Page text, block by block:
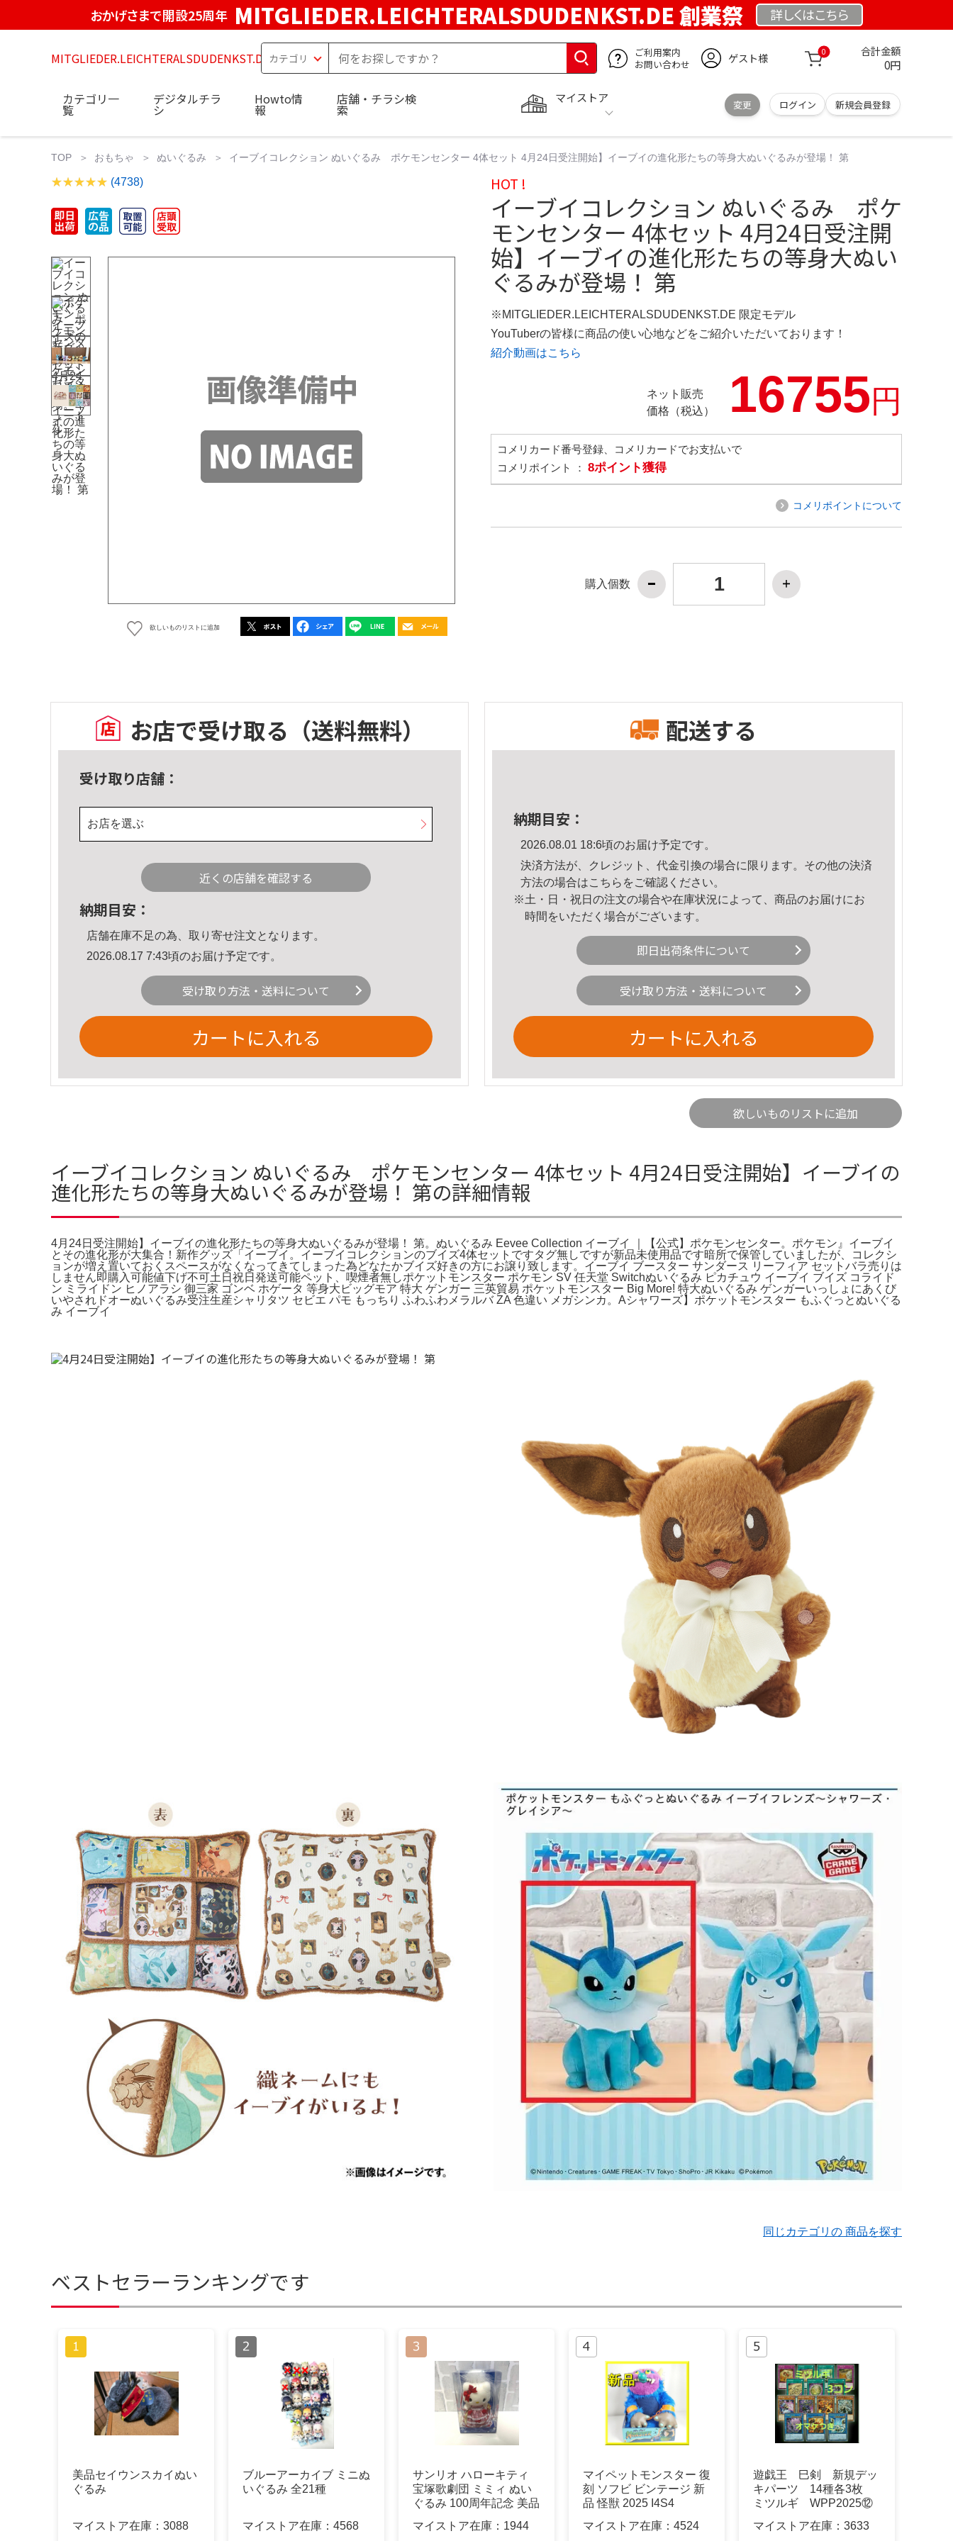
おかげさまで開設25周年 MITGLIEDER.LEICHTERALSDUDENKST.DE 創業祭 詳しくはこちら
MITGLIEDER.LEICHTERALSDUDENKST.DE
ご利用案内
お問い合わせ
ゲスト様 0 合計金額
0円
マイストア
変更 ログイン 新規会員登録
カテゴリ一
覧
デジタルチラ
シ
Howto情
報
店舗・チラシ検
索
TOP おもちゃ ぬいぐるみ イーブイコレクション ぬいぐるみ ポケモンセンター 4体セット 4月24日受注開始】イーブイの進化形たちの等身大ぬいぐるみが登場！ 第
(4738)
欲しいものリストに追加
HOT !
イーブイコレクション ぬいぐるみ ポケ
モンセンター 4体セット 4月24日受注開
始】イーブイの進化形たちの等身大ぬい
ぐるみが登場！ 第
※MITGLIEDER.LEICHTERALSDUDENKST.DE 限定モデル
YouTuberの皆様に商品の使い心地などをご紹介いただいております！
紹介動画はこちら
ネット販売
価格（税込）
16755円
コメリカード番号登録、コメリカードでお支払いで
コメリポイント ： 8ポイント獲得
コメリポイントについて
購入個数
お店で受け取る （送料無料）
受け取り店舗：
お店を選ぶ
近くの店舗を確認する
納期目安：
店舗在庫不足の為、取り寄せ注文となります。
2026.08.17 7:43頃のお届け予定です。
受け取り方法・送料について
カートに入れる
配送する
納期目安：
2026.08.01 18:6頃のお届け予定です。
決済方法が、クレジット、代金引換の場合に限ります。その他の決済
方法の場合はこちら をご確認ください。
※土・日・祝日の注文の場合や在庫状況によって、商品のお届けにお
時間をいただく場合がございます。
即日出荷条件について
受け取り方法・送料について
カートに入れる
欲しいものリストに追加
イーブイコレクション ぬいぐるみ ポケモンセンター 4体セット 4月24日受注開始】イーブイの
進化形たちの等身大ぬいぐるみが登場！ 第の詳細情報
4月24日受注開始】イーブイの進化形たちの等身大ぬいぐるみが登場！ 第。ぬいぐるみ Eevee Collection イーブイ ｜【公式】ポケモンセンター。ポケモン』イーブイ
とその進化形が大集合！新作グッズ「イーブイ。イーブイコレクションのブイズ4体セットですタグ無しですが新品未使用品です暗所で保管していましたが、コレクシ
ョンが増え置いておくスペースがなくなってきてしまった為どなたかブイズ好きの方にお譲り致します。イーブイ ブースター サンダース リーフィア セットバラ売りは
しません即購入可能値下げ不可土日祝日発送可能ペット、喫煙者無しポケットモンスター ポケモン SV 任天堂 Switchぬいぐるみ ピカチュウ イーブイ ブイズ コライド
ン ミライドン ヒノアラシ 御三家 ゴンベ ホゲータ 等身大ビッグモア 特大 ゲンガー 三英貿易 ポケットモンスター Big More! 特大ぬいぐるみ ゲンガーいっしょにあくび
いやされドオーぬいぐるみ受注生産シャリタツ セビエ パモ もっちり ふわふわメラルバ ZA 色違い メガシンカ。Aシャワーズ】ポケットモンスター もふぐっとぬいぐる
み イーブイ
同じカテゴリの 商品を探す
ベストセラーランキングです
美品セイウンスカイぬい
ぐるみ
マイストア在庫： 3088
ブルーアーカイブ ミニぬ
いぐるみ 全21種
マイストア在庫： 4568
サンリオ ハローキティ
宝塚歌劇団 ミミィ ぬい
ぐるみ 100周年記念 美品
マイストア在庫： 1944
マイペットモンスター 復
刻 ソフビ ビンテージ 新
品 怪獣 2025 I4S4
マイストア在庫： 4524
遊戯王 巳剣 新規デッ
キパーツ 14種各3枚
ミツルギ WPP2025⑫
マイストア在庫： 3633